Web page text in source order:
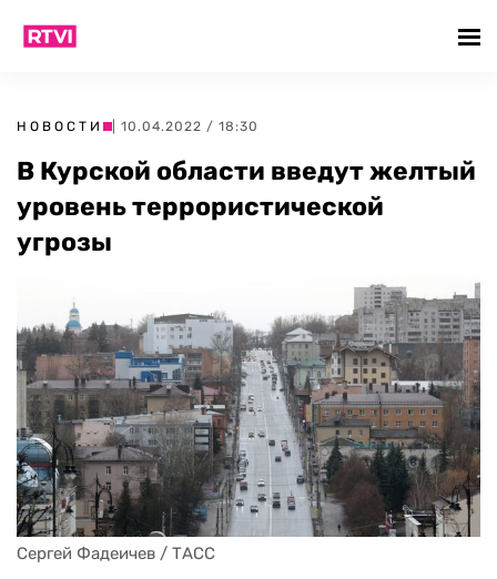
НОВОСТИ | 10.04.2022 / 18:30
В Курской области введут желтый
уровень террористической
угрозы
Сергей Фадеичев / ТАСС